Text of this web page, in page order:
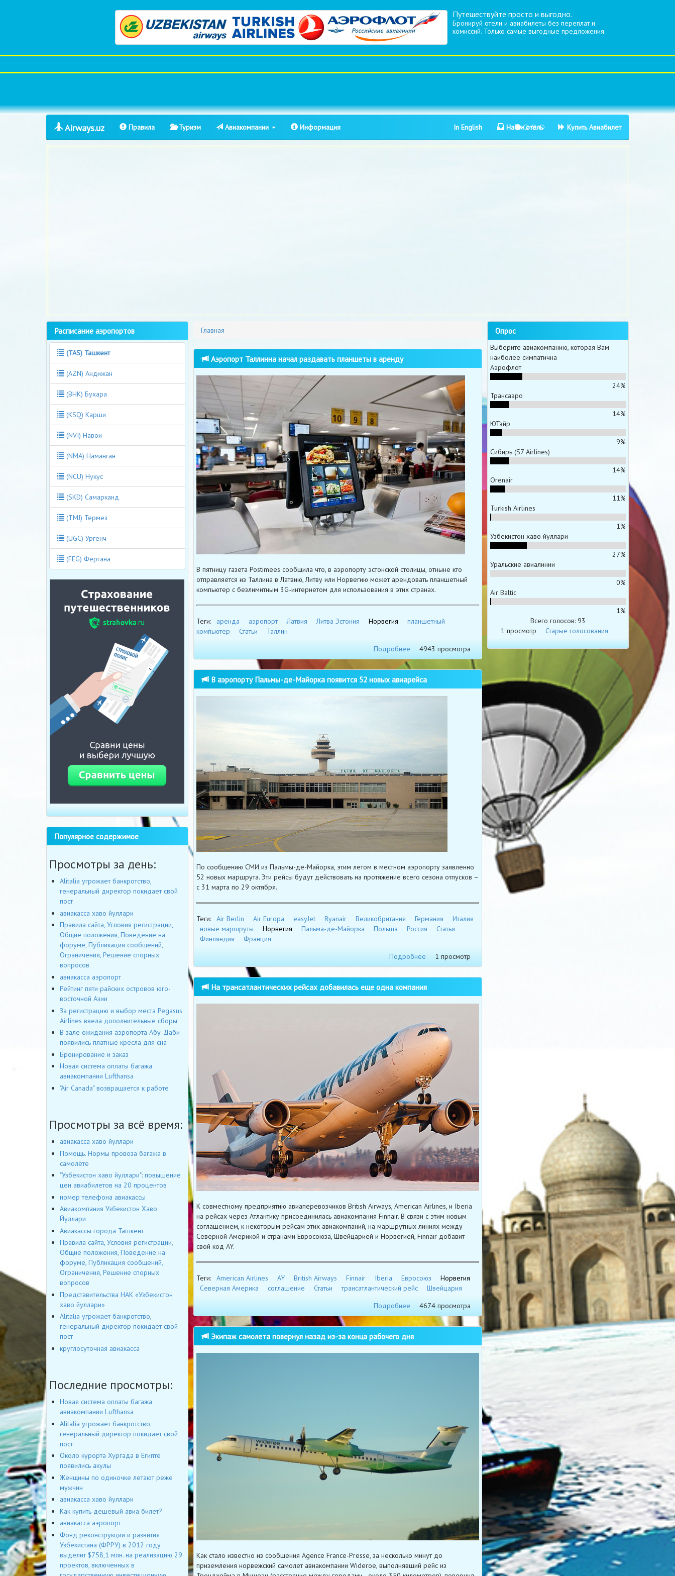
Путешествуйте просто и выгодно.
Бронируй отели и авиабилеты без переплат и
комиссий. Только самые выгодные предложения.
Airways.uz Правила Туризм Авиакомпании Информация In English Найти отель Купить Авиабилет
Главная
Аэропорт Таллинна начал раздавать планшеты в аренду
В пятницу газета Postimees сообщила что, в аэропорту эстонской столицы, отныне кто
отправляется из Таллина в Латвию, Литву или Норвегию может арендовать планшетный
компьютер с безлимитным 3G-интернетом для использования в этих странах.
Теги: аренда аэропорт Латвия Литва Эстония Норвегия
планшетный
компьютер
Статьи
Таллин
Подробнее
4943 просмотра
В аэропорту Пальмы-де-Майорка появится 52 новых авиарейса
По сообщению СМИ из Пальмы-де-Майорка, этим летом в местном аэропорту заявленно
52 новых маршрута. Эти рейсы будут действовать на протяжение всего сезона отпусков –
с 31 марта по 29 октября.
Теги: Air Berlin Air Europa easyJet Ryanair Великобритания Германия
Италия
новые маршруты
Норвегия Пальма-де-Майорка Польша Россия
Статьи
Финляндия
Франция
Подробнее
1 просмотр
На трансатлантических рейсах добавилась еще одна компания
К совместному предприятию авиаперевозчиков British Airways, American Airlines, и Iberia
на рейсах через Атлантику присоединилась авиакомпания Finnair. В связи с этим новым
соглашением, к некоторым рейсам этих авиакомпаний, на маршрутных линиях между
Северной Америкой и странами Евросоюза, Швейцарией и Норвегией, Finnair добавит
свой код AY.
Теги: American Airlines AY British Airways Finnair Iberia Евросоюз
Норвегия
Северная Америка
соглашение Статьи трансатлантический рейс
Швейцария
Подробнее
4674 просмотра
Экипаж самолета повернул назад из-за конца рабочего дня
Как стало известно из сообщения Agence France-Presse, за несколько минут до
приземления норвежский самолет авиакомпании Wideroe, выполнявший рейс из
Расписание аэропортов
(TAS) Ташкент
(AZN) Андижан
(BHK) Бухара
(KSQ) Карши
(NVI) Навои
(NMA) Наманган
(NCU) Нукус
(SKD) Самарканд
(TMJ) Термез
(UGC) Ургенч
(FEG) Фергана
Популярное содержимое
Просмотры за день:
Alitalia угрожает банкротство,
генеральный директор покидает свой
пост
авиакасса хаво йуллари
Правила сайта, Условия регистрации,
Общие положения, Поведение на
форуме, Публикация сообщений,
Ограничения, Решение спорных
вопросов
авиакасса аэропорт
Рейтинг пяти райских островов юго-
восточной Азии
За регистрацию и выбор места Pegasus
Airlines ввела дополнительные сборы
В зале ожидания аэропорта Абу-Даби
появились платные кресла для сна
Бронирование и заказ
Новая система оплаты багажа
авиакомпании Lufthansa
"Air Canada" возвращается к работе
Просмотры за всё время:
авиакасса хаво йуллари
Помощь. Нормы провоза багажа в
самолёте
"Узбекистон хаво йуллари": повышение
цен авиабилетов на 20 процентов
номер телефона авиакассы
Авиакомпания Узбекистон Хаво
Йуллари
Авиакассы города Ташкент
Правила сайта, Условия регистрации,
Общие положения, Поведение на
форуме, Публикация сообщений,
Ограничения, Решение спорных
вопросов
Представительства НАК «Узбекистон
хаво йуллари»
Alitalia угрожает банкротство,
генеральный директор покидает свой
пост
круглосуточная авиакасса
Последние просмотры:
Новая система оплаты багажа
авиакомпании Lufthansa
Alitalia угрожает банкротство,
генеральный директор покидает свой
пост
Около курорта Хургада в Египте
появились акулы
Женщины по одиночке летают реже
мужчин
авиакасса хаво йуллари
Как купить дешевый авиа билет?
авиакасса аэропорт
Фонд реконструкции и развития
Узбекистана (ФРРУ) в 2012 году
выделит $758,1 млн. на реализацию 29
проектов, включенных в
Опрос
Выберите авиакомпанию, которая Вам
наиболее симпатична
Аэрофлот
24%
Трансаэро
14%
ЮТэйр
9%
Сибирь (S7 Airlines)
14%
Orenair
11%
Turkish Airlines
1%
Узбекистон хаво йуллари
27%
Уральские авиалинии
0%
Air Baltic
1%
Всего голосов: 93
1 просмотр
Старые голосования